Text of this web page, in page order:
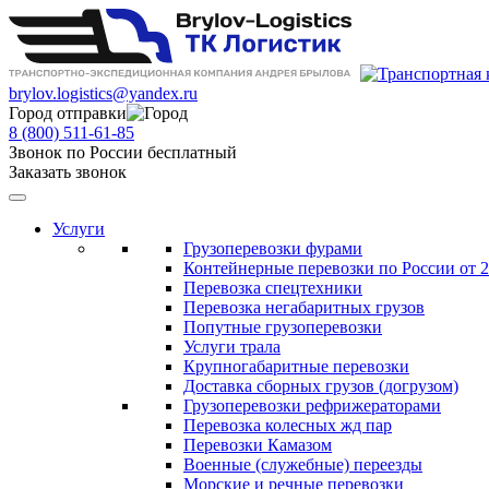
brylov.logistics@yandex.ru
Город отправки
8 (800) 511-61-85
Звонок по России бесплатный
Заказать звонок
Услуги
Грузоперевозки фурами
Контейнерные перевозки по России от
Перевозка спецтехники
Перевозка негабаритных грузов
Попутные грузоперевозки
Услуги трала
Крупногабаритные перевозки
Доставка сборных грузов (догрузом)
Грузоперевозки рефрижераторами
Перевозка колесных жд пар
Перевозки Камазом
Военные (служебные) переезды
Морские и речные перевозки